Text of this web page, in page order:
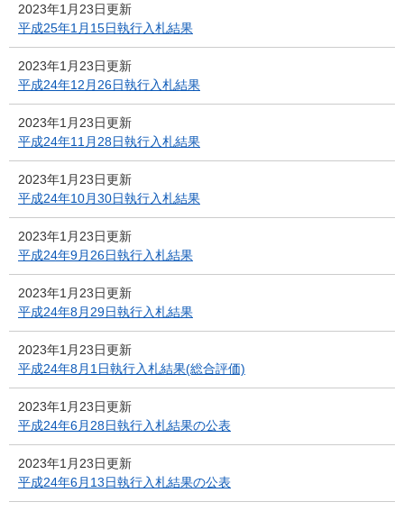
2023年1月23日更新
平成25年1月15日執行入札結果
2023年1月23日更新
平成24年12月26日執行入札結果
2023年1月23日更新
平成24年11月28日執行入札結果
2023年1月23日更新
平成24年10月30日執行入札結果
2023年1月23日更新
平成24年9月26日執行入札結果
2023年1月23日更新
平成24年8月29日執行入札結果
2023年1月23日更新
平成24年8月1日執行入札結果(総合評価)
2023年1月23日更新
平成24年6月28日執行入札結果の公表
2023年1月23日更新
平成24年6月13日執行入札結果の公表